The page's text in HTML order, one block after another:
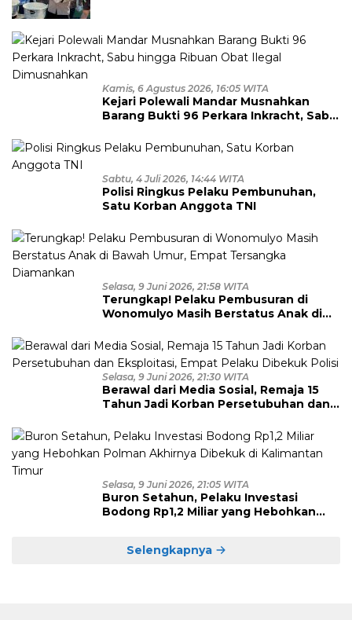
Kamis, 6 Agustus 2026, 16:05 WITA
Kejari Polewali Mandar Musnahkan
Barang Bukti 96 Perkara Inkracht, Sabu
Dimusnahkan
Sabtu, 4 Juli 2026, 14:44 WITA
Polisi Ringkus Pelaku Pembunuhan,
Satu Korban Anggota TNI
Selasa, 9 Juni 2026, 21:58 WITA
Terungkap! Pelaku Pembusuran di
Wonomulyo Masih Berstatus Anak di
Diamankan
Selasa, 9 Juni 2026, 21:30 WITA
Berawal dari Media Sosial, Remaja 15
Tahun Jadi Korban Persetubuhan dan
Polisi
Selasa, 9 Juni 2026, 21:05 WITA
Buron Setahun, Pelaku Investasi
Bodong Rp1,2 Miliar yang Hebohkan
Selengkapnya